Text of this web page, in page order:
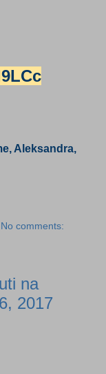
Aleksandra,
No comments:
na
2017